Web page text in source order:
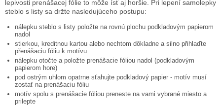
lepivosti prenášacej fólie to môže ísť aj horšie. Pri lepení samolepky
steblo s listy sa držte nasledujúceho postupu:
nálepku steblo s listy položte na rovnú plochu podkladovým papierom
nadol
stierkou, kreditnou kartou alebo nechtom dôkladne a silno přihlaďte
přenášaciu fóliu k motívu
nálepku otočte a položte prenášacie fóliou nadol (podkladovým
papierom hore)
pod ostrým uhlom opatrne sťahujte podkladový papier - motív musí
zostať na prenášaciu fóliu
motív spolu s prenášacie fóliou preneste na vami vybrané miesto a
prilepte